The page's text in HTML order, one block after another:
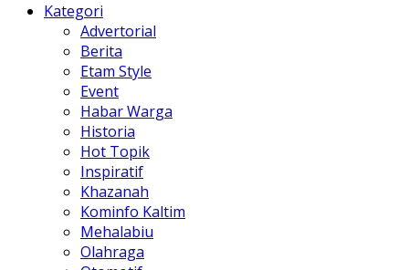
Kategori
Advertorial
Berita
Etam Style
Event
Habar Warga
Historia
Hot Topik
Inspiratif
Khazanah
Kominfo Kaltim
Mehalabiu
Olahraga